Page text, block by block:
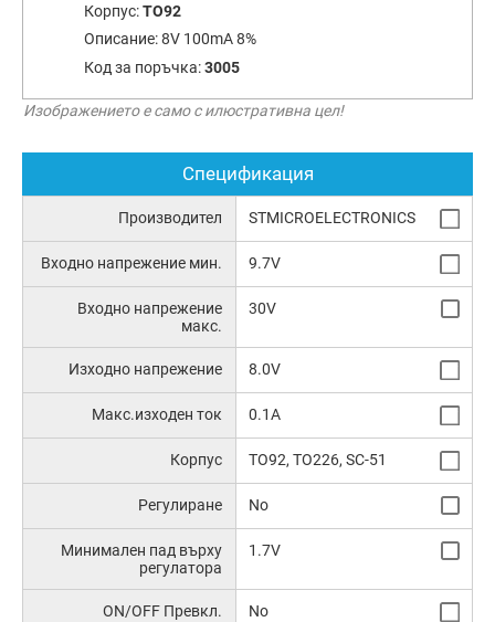
Корпус:TO92
Описание:8V 100mA 8%
Код за поръчка:3005
Изображението е само с илюстративна цел!
Спецификация
Производител STMICROELECTRONICS
Входно напрежение мин. 9.7V
Входно напрежение
макс.
30V
Изходно напрежение 8.0V
Макс.изходен ток 0.1A
Корпус TO92, TO226, SC-51
Регулиране No
Минимален пад върху
регулатора
1.7V
ON/OFF Превкл. No